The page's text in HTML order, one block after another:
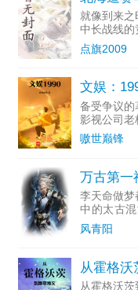
始攻略评价
、
就像到来
中长战线
渐淡去，...
点旗2009
文娱：
备受争议的
影视公司老
一个投...
嗷世巅锋
万古第一
李天命做
中的太古
恒炼狱凤凰
混沌雷魔’
风青阳
从霍格沃
从霍格沃